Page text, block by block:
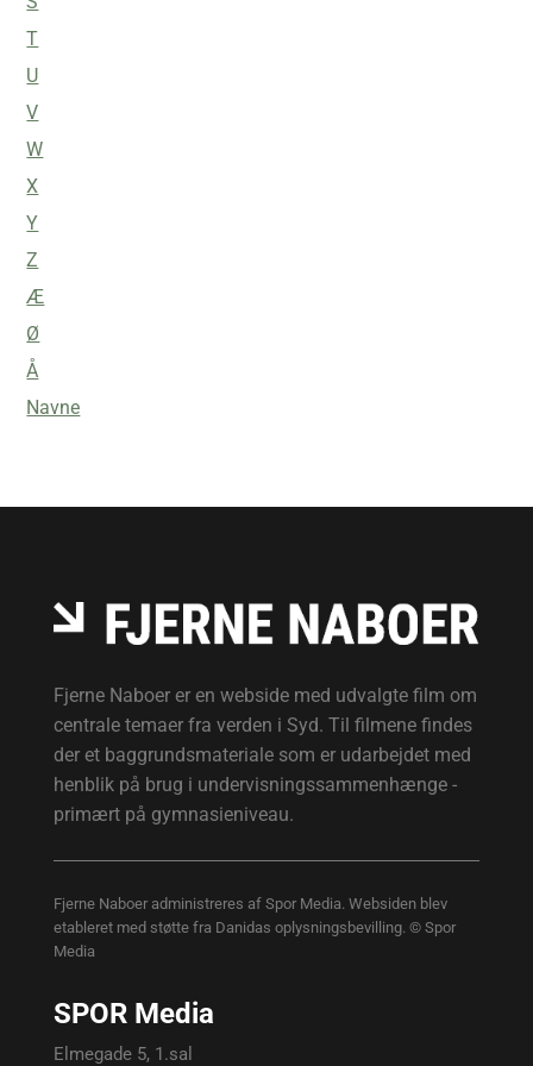
T
U
V
W
X
Y
Z
Æ
Ø
Å
Navne
Fjerne Naboer er en webside med udvalgte film om
centrale temaer fra verden i Syd. Til filmene findes
der et baggrundsmateriale som er udarbejdet med
henblik på brug i undervisningssammenhænge -
primært på gymnasieniveau.
Fjerne Naboer administreres af Spor Media. Websiden blev
etableret med støtte fra Danidas oplysningsbevilling. © Spor
Media
SPOR Media
Elmegade 5, 1.sal